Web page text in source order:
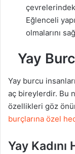
Eğlenceli
olmalarını
Yay
Yay burcu
aç bireylerdir. Bu
özellikleri göz
burçlarına özel
Yay